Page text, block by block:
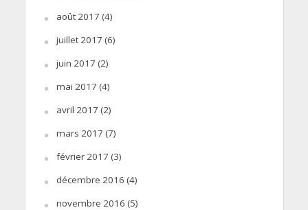
août 2017 (4)
juillet 2017 (6)
juin 2017 (2)
mai 2017 (4)
avril 2017 (2)
mars 2017 (7)
février 2017 (3)
décembre 2016 (4)
novembre 2016 (5)